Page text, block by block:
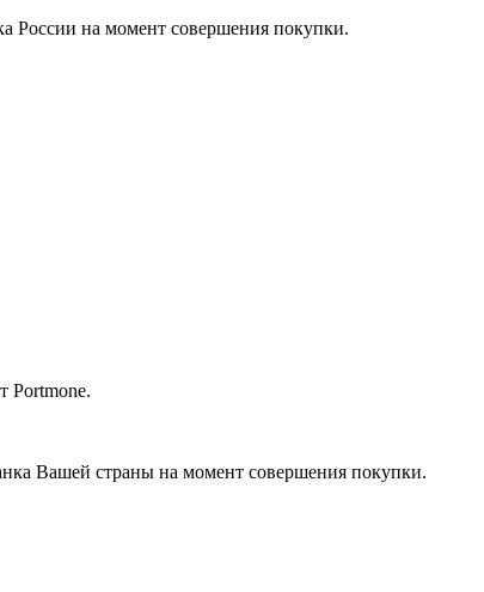
России на момент совершения покупки.
Portmone.
Вашей страны на момент совершения покупки.